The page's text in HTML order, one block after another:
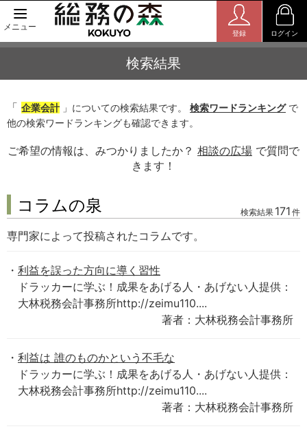
メニュー
登録 ログイン
検索結果
「 企業会計 」についての検索結果です。 検索ワードランキングで
他の検索ワードランキングも確認できます。
ご希望の情報は、みつかりましたか？ 相談の広場 で質問で
きます！
コラムの泉 検索結果 171 件
専門家によって投稿されたコラムです。
利益を誤った方向に導く習性
ドラッカーに学ぶ！成果をあげる人・あげない人提供：
大林税務会計事務所http://zeimu110....
著者：大林税務会計事務所
利益は 誰のものかという不毛な
ドラッカーに学ぶ！成果をあげる人・あげない人提供：
大林税務会計事務所http://zeimu110....
著者：大林税務会計事務所